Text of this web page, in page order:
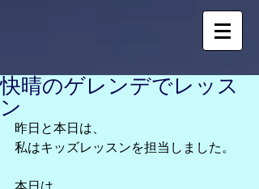
快晴のゲレンデでレッス
ン
昨日と本日は、
私はキッズレッスンを担当しました。
本日は